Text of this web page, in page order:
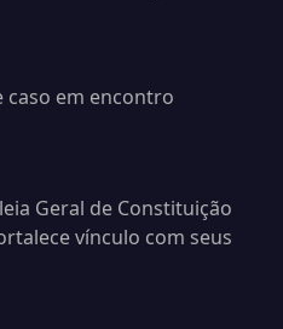
caso em encontro
Geral de Constituição
vínculo com seus